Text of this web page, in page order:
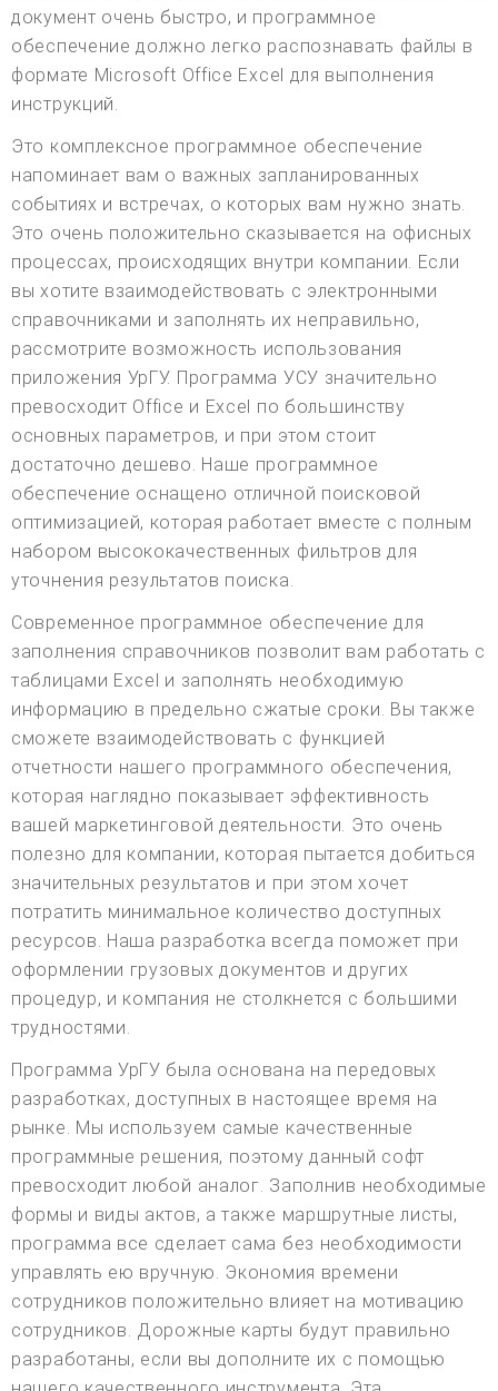
документ очень быстро, и программное
обеспечение должно легко распознавать файлы в
формате Microsoft Office Excel для выполнения
инструкций.
Это комплексное программное обеспечение
напоминает вам о важных запланированных
событиях и встречах, о которых вам нужно знать.
Это очень положительно сказывается на офисных
процессах, происходящих внутри компании. Если
вы хотите взаимодействовать с электронными
справочниками и заполнять их неправильно,
рассмотрите возможность использования
приложения УрГУ. Программа УСУ значительно
превосходит Office и Excel по большинству
основных параметров, и при этом стоит
достаточно дешево. Наше программное
обеспечение оснащено отличной поисковой
оптимизацией, которая работает вместе с полным
набором высококачественных фильтров для
уточнения результатов поиска.
Современное программное обеспечение для
заполнения справочников позволит вам работать с
таблицами Excel и заполнять необходимую
информацию в предельно сжатые сроки. Вы также
сможете взаимодействовать с функцией
отчетности нашего программного обеспечения,
которая наглядно показывает эффективность
вашей маркетинговой деятельности. Это очень
полезно для компании, которая пытается добиться
значительных результатов и при этом хочет
потратить минимальное количество доступных
ресурсов. Наша разработка всегда поможет при
оформлении грузовых документов и других
процедур, и компания не столкнется с большими
трудностями.
Программа УрГУ была основана на передовых
разработках, доступных в настоящее время на
рынке. Мы используем самые качественные
программные решения, поэтому данный софт
превосходит любой аналог. Заполнив необходимые
формы и виды актов, а также маршрутные листы,
программа все сделает сама без необходимости
управлять ею вручную. Экономия времени
сотрудников положительно влияет на мотивацию
сотрудников. Дорожные карты будут правильно
разработаны, если вы дополните их с помощью